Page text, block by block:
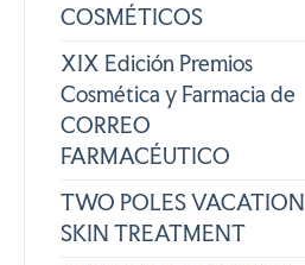
COSMÉTICOS
XIX Edición Premios
Cosmética y Farmacia de
CORREO
FARMACÉUTICO
TWO POLES VACATION
SKIN TREATMENT